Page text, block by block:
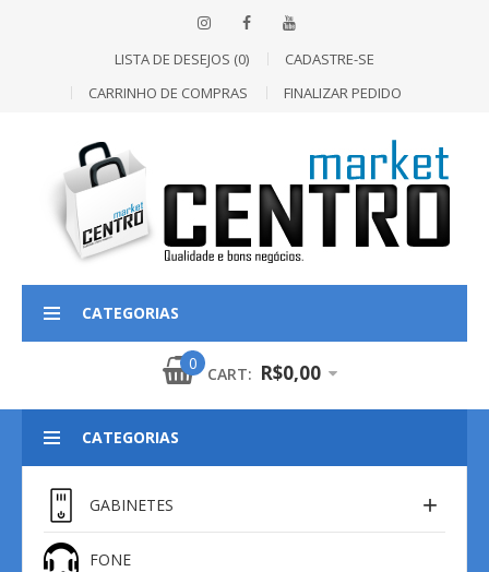
LISTA DE DESEJOS (0)
CADASTRE-SE
CARRINHO DE COMPRAS
FINALIZAR PEDIDO
CATEGORIAS
0
CART: R$0,00
CATEGORIAS
GABINETES
FONE